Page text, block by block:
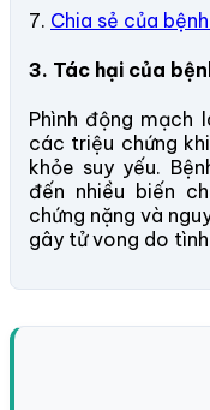
7. Chia sẻ của
3. Tác hại của
Phình động mạch
các triệu chứng
khỏe suy yếu.
đến nhiều biến
chứng nặng và
gây tử vong do